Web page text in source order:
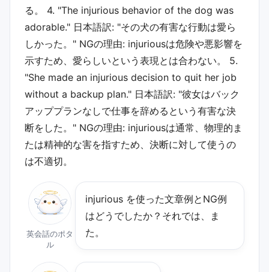
る。 4. "The injurious behavior of the dog was
adorable." 日本語訳: "その犬の有害な行動は愛ら
しかった。" NGの理由: injuriousは危険や悪影響を
示すため、愛らしいという表現とは合わない。 5.
"She made an injurious decision to quit her job
without a backup plan." 日本語訳: "彼女はバック
アッププランなしで仕事を辞めるという有害な決
断をした。" NGの理由: injuriousは通常、物理的ま
たは精神的な害を指すため、決断に対して使うの
は不適切。
英会話のポタ
ル
injurious を使った文章例とNG例
はどうでしたか？それでは、ま
た。